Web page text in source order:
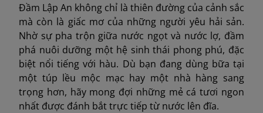
Đầm Lập An không chỉ là thiên đường của cảnh sắc
mà còn là giấc mơ của những người yêu hải sản.
Nhờ sự pha trộn giữa nước ngọt và nước lợ, đầm
phá nuôi dưỡng một hệ sinh thái phong phú, đặc
biệt nổi tiếng với hàu. Dù bạn đang dùng bữa tại
một túp lều mộc mạc hay một nhà hàng sang
trọng hơn, hãy mong đợi những mẻ cá tươi ngon
nhất được đánh bắt trực tiếp từ nước lên đĩa.